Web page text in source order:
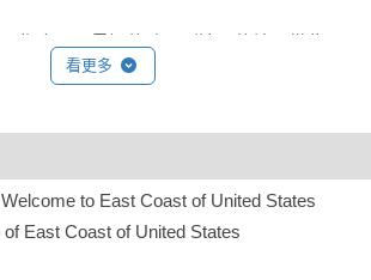
指南，用最短的時間到達目的地，從此不
年曆，方便安排行程
何搭乘美鐵詳解，城際移動好方便
費怎麼給？電話怎麼打？統統都在這本書
看更多
to East Coast of United States
East Coast of United States